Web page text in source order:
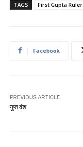
TAGS First Gupta Ruler
Facebook
PREVIOUS ARTICLE
गुप्त वंश